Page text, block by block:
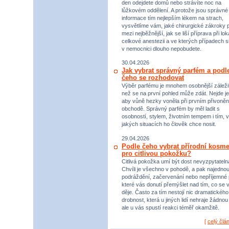
den odejdete domů nebo strávíte noc na
lůžkovém oddělení. A protože jsou správné
informace tím nejlepším lékem na strach,
vysvětlíme vám, jaké chirurgické zákroky
mezi nejběžnější, jak se liší příprava při
celkové anestezii a ve kterých případech si
v nemocnici dlouho nepobudete.
30.04.2026
Jak vybrat správný parfém a
čeho se rozhodovat
Výběr parfému je mnohem osobnější
než se na první pohled může zdát. Nejde
aby vůně hezky voněla při prvním
obchodě. Správný parfém by měl ladit s
osobností, stylem, životním tempem i tím, v
jakých situacích ho člověk chce nosit.
29.04.2026
Podle čeho vybrat přírodní
pro citlivou pokožku?
Citlivá pokožka umí být dost
Chvíli je všechno v pohodě, a pak
podráždění, začervenání nebo nepříjemné
které vás donutí přemýšlet nad tím, co se
děje. Často za tím nestojí nic
drobnost, která u jiných lidí nehraje žádnou
ale u vás spustí reakci téměř okamžitě.
[ celý